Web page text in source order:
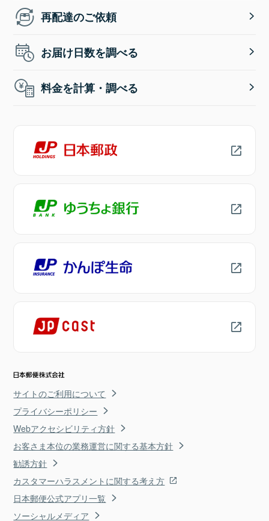
再配達のご依頼
お届け日数を調べる
料金を計算・調べる
サイトのご利用について
プライバシーポリシー
Webアクセシビリティ方針
お客さま本位の業務運営に関する基本方針
勧誘方針
カスタマーハラスメントに関する考え方
日本郵便公式アプリ一覧
ソーシャルメディア